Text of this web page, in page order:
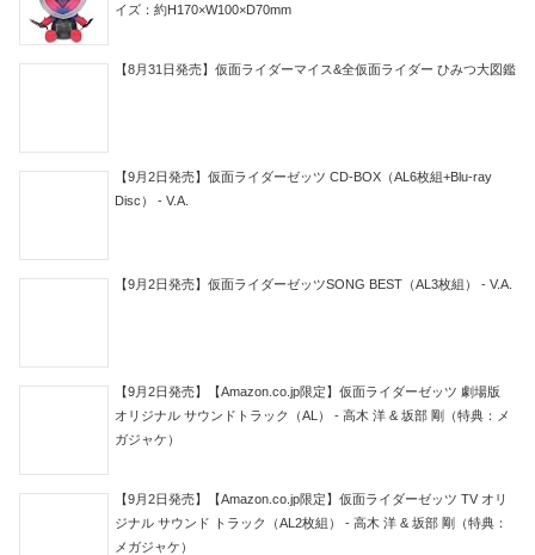
イズ：約H170×W100×D70mm
【8月31日発売】仮面ライダーマイス&全仮面ライダー ひみつ大図鑑
【9月2日発売】仮面ライダーゼッツ CD-BOX（AL6枚組+Blu-ray
Disc） - V.A.
【9月2日発売】仮面ライダーゼッツSONG BEST（AL3枚組） - V.A.
【9月2日発売】【Amazon.co.jp限定】仮面ライダーゼッツ 劇場版
オリジナル サウンドトラック（AL） - 高木 洋 & 坂部 剛（特典：メ
ガジャケ）
【9月2日発売】【Amazon.co.jp限定】仮面ライダーゼッツ TV オリ
ジナル サウンド トラック（AL2枚組） - 高木 洋 & 坂部 剛（特典：
メガジャケ）